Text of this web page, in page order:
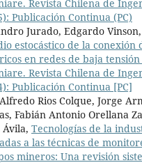
Revista Chilena de
Publicación Continua (PC)
Jurado, Edgardo
estocástico de la conexión
en redes de baja
Revista Chilena de
Publicación Continua [PC]
Rios Colque, Jorge
Fabián Antonio Orellana
Tecnologías de la
a las técnicas de
mineros: Una revisión